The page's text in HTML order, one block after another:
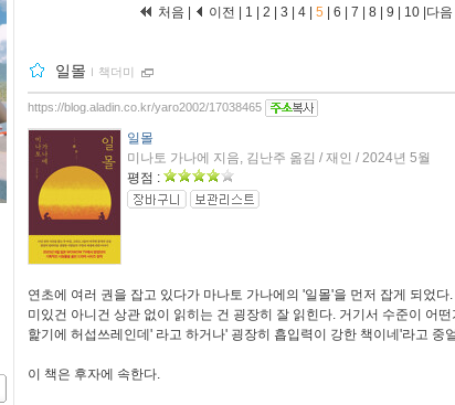
처음 이전 1 2 3 4 5 6 7 8 9 10 다음
일몰 ｌ 책더미
https://blog.aladin.co.kr/yaro2002/17038465
일몰
미나토 가나에 지음, 김난주 옮김 / 재인 / 2024년 5월
평점 :
연초에 여러 권을 잡고 있다가 마나토 가나에의 '일몰'을 먼저 잡게 되었
미있건 아니건 상관 없이 읽히는 건 굉장히 잘 읽힌다. 거기서 수준이 어
핥기에 허섭쓰레인데' 라고 하거나' 굉장히 흡입력이 강한 책이네'라고 중
이 책은 후자에 속한다.